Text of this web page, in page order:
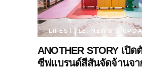
LIFESTYLE, NEWS &
ANOTHER STORY เปิด
ซีฟแบรนด์สีสันจัดจ้านจา